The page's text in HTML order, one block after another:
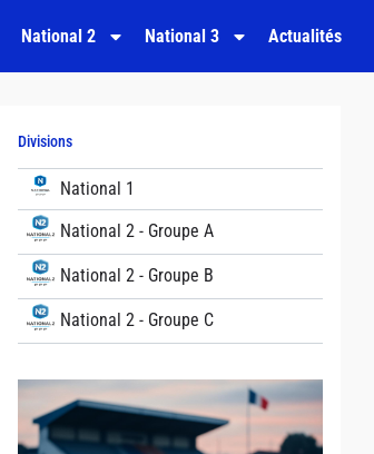
National 2 National 3 Actualités
Divisions
National 1
National 2 - Groupe A
National 2 - Groupe B
National 2 - Groupe C